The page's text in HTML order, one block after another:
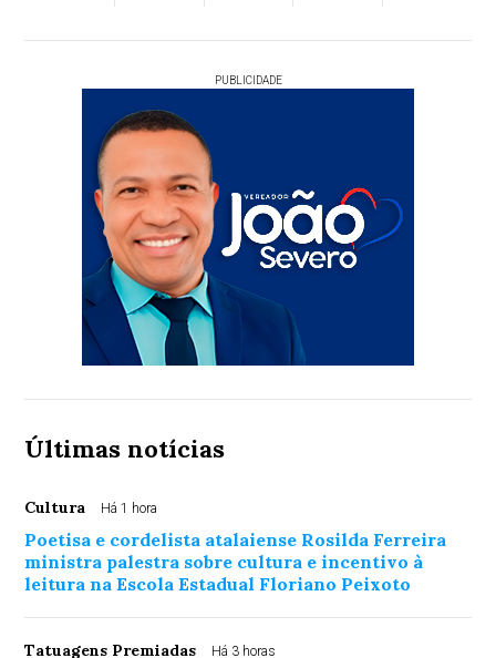
PUBLICIDADE
Últimas notícias
Cultura Há 1 hora
Poetisa e cordelista atalaiense Rosilda Ferreira
ministra palestra sobre cultura e incentivo à
leitura na Escola Estadual Floriano Peixoto
Tatuagens Premiadas Há 3 horas